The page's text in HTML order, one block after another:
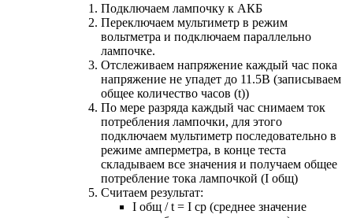
Подключаем лампочку к АКБ
Переключаем мультиметр в режим
вольтметра и подключаем параллельно
лампочке.
Отслеживаем напряжение каждый час пока
напряжение не упадет до 11.5В (записываем
общее количество часов (t))
По мере разряда каждый час снимаем ток
потребления лампочки, для этого
подключаем мультиметр последовательно в
режиме амперметра, в конце теста
складываем все значения и получаем общее
потребление тока лампочкой (I общ)
Считаем результат:
I общ / t = I ср (среднее значение